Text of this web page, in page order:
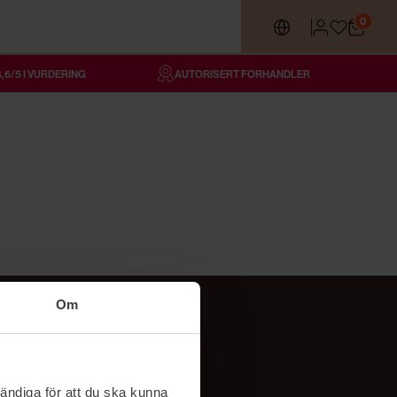
Om
för att du ska kunna
0
5 I VURDERING AUTORISERT FORHANDLER
Følg oss